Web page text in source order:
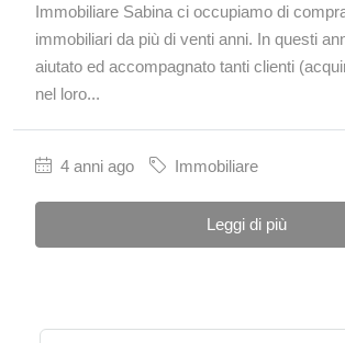
Immobiliare Sabina ci occupiamo di
immobiliari da più di venti anni. In questi
aiutato ed accompagnato tanti clienti
nel loro...
4 anni ago Immobiliare
Leggi di più